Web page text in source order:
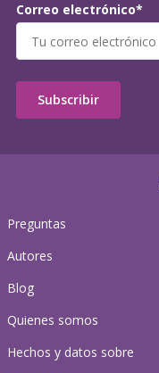
Preguntas
Autores
Blog
Quienes somos
Hechos y datos sobre
Correo electrónico*
Subscribir